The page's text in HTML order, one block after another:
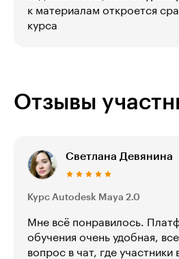
к материалам откроется
курса
Отзывы
Светлана Девянина
Курс Autodesk Maya 2.0
Мне всё понравилось.
обучения очень удобная,
вопрос в чат, где